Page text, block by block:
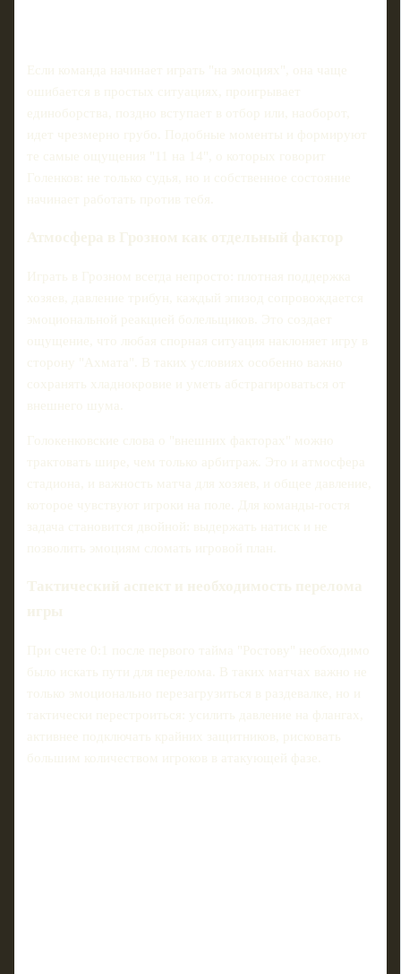
Если команда начинает играть "на эмоциях", она чаще
ошибается в простых ситуациях, проигрывает
единоборства, поздно вступает в отбор или, наоборот,
идет чрезмерно грубо. Подобные моменты и формируют
те самые ощущения "11 на 14", о которых говорит
Голенков: не только судья, но и собственное состояние
начинает работать против тебя.
Атмосфера в Грозном как отдельный фактор
Играть в Грозном всегда непросто: плотная поддержка
хозяев, давление трибун, каждый эпизод сопровождается
эмоциональной реакцией болельщиков. Это создает
ощущение, что любая спорная ситуация наклоняет игру в
сторону "Ахмата". В таких условиях особенно важно
сохранять хладнокровие и уметь абстрагироваться от
внешнего шума.
Голокенковские слова о "внешних факторах" можно
трактовать шире, чем только арбитраж. Это и атмосфера
стадиона, и важность матча для хозяев, и общее давление,
которое чувствуют игроки на поле. Для команды-гостя
задача становится двойной: выдержать натиск и не
позволить эмоциям сломать игровой план.
Тактический аспект и необходимость перелома
игры
При счете 0:1 после первого тайма "Ростову" необходимо
было искать пути для перелома. В таких матчах важно не
только эмоционально перезагрузиться в раздевалке, но и
тактически перестроиться: усилить давление на флангах,
активнее подключать крайних защитников, рисковать
большим количеством игроков в атакующей фазе.